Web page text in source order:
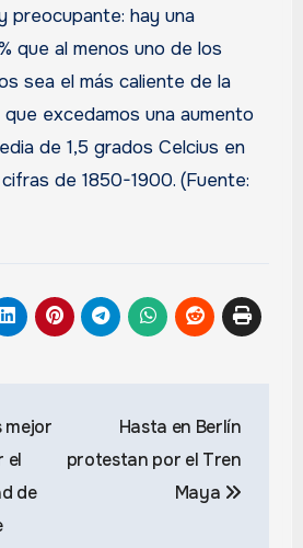
preocupante: hay una
que al menos uno de los
sea el más caliente de la
que excedamos una aumento
de 1,5 grados Celcius en
de 1850-1900. (Fuente:
mejor
el
de
Hasta en Berlín
protestan por el Tren
Maya